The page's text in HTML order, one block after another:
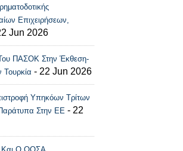
Επιχειρήσεων,
Jun 2026
ΠΑΣΟΚ Στην Έκθεση-
- 22 Jun 2026
Υπηκόων Τρίτων
Στην ΕΕ - 22